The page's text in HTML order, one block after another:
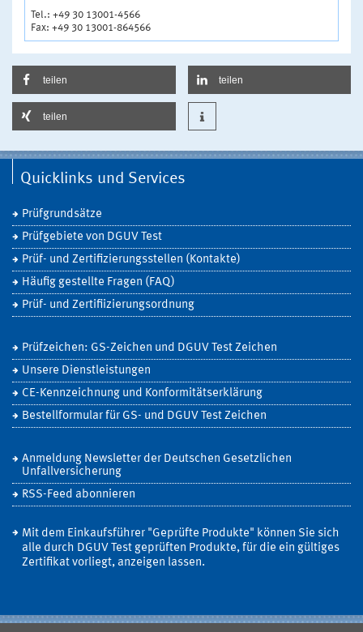
Tel.: +49 30 13001-4566
Fax: +49 30 13001-864566
teilen teilen
teilen
Quicklinks und Services
Prüfgrundsätze
Prüfgebiete von DGUV Test
Prüf- und Zertifizierungsstellen (Kontakte)
Häufig gestellte Fragen (FAQ)
Prüf- und Zertifiizierungsordnung
Prüfzeichen: GS-Zeichen und DGUV Test Zeichen
Unsere Dienstleistungen
CE-Kennzeichnung und Konformitätserklärung
Bestellformular für GS- und DGUV Test Zeichen
Anmeldung Newsletter der Deutschen Gesetzlichen
Unfallversicherung
RSS-Feed abonnieren
Mit dem Einkaufsführer "Geprüfte Produkte" können Sie sich
alle durch DGUV Test geprüften Produkte, für die ein gültiges
Zertifikat vorliegt, anzeigen lassen.